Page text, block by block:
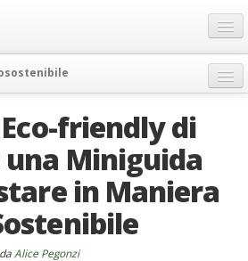
friendly di
una Miniguida
in Maniera
da Alice Pegonzi